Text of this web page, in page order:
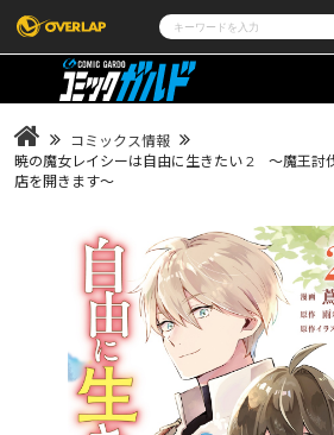
コミック
LiQulle
ラブパルフェ
ラ
ロサー
その他
コミックエッセイ
ポケットモンスター
通
会社概要
採用情報
アクセス
オーバーラップホールディングス
お問
オーバーラップ文庫
オーバーラップノベルス
コミックス情報
暁の魔女レイシーは自由に生きたい 2 ～魔王討
店を開きます～